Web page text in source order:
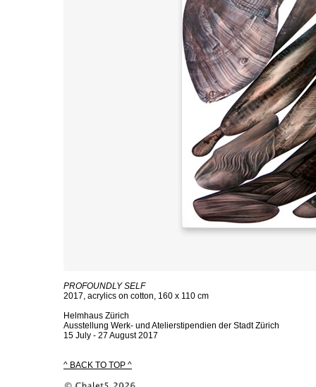
PROFOUNDLY SELF
2017, acrylics on cotton, 160 x 110 cm
Helmhaus Zürich
Ausstellung Werk- und Atelierstipendien der Stadt Zürich
15 July - 27 August 2017
^ BACK TO TOP ^